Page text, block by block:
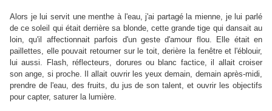
Alors je lui servit une menthe à l'eau, j'ai partagé la mienne, je lui parlé
de ce soleil qui était derrière sa blonde, cette grande tige qui dansait au
loin, qu'il affectionnait parfois d'un geste d'amour flou. Elle était en
paillettes, elle pouvait retourner sur le toit, derière la fenêtre et l'éblouir,
lui aussi. Flash, réflecteurs, dorures ou blanc factice, il allait croiser
son ange, si proche. Il allait ouvrir les yeux demain, demain après-midi,
prendre de l'eau, des fruits, du jus de son talent, et ouvrir les objectifs
pour capter, saturer la lumière.